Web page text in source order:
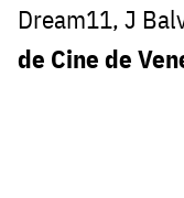
Dream11, J
de Cine de